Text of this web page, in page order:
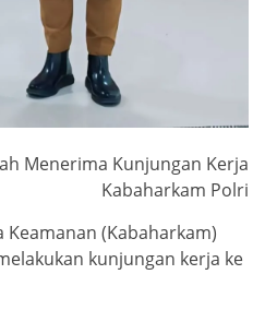
Menerima Kunjungan Kerja
Kabaharkam Polri
Keamanan (Kabaharkam)
kunjungan kerja ke